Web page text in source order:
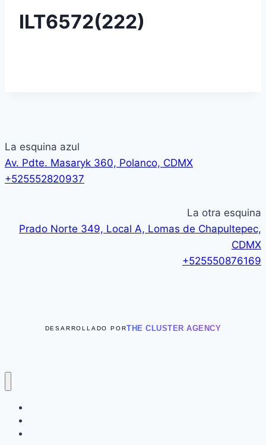
ILT6572(222)
La esquina azul
Av. Pdte. Masaryk 360, Polanco, CDMX
+525552820937
La otra esquina
Prado Norte 349, Local A, Lomas de Chapultepec,
CDMX
+525550876169
DESARROLLADO PORTHE CLUSTER AGENCY